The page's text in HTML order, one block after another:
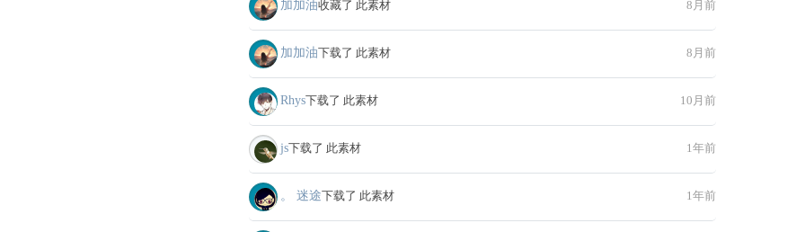
加加油收藏了 此素材 8月前
加加油下载了 此素材 8月前
Rhys下载了 此素材 10月前
js下载了 此素材 1年前
。 迷途下载了 此素材 1年前